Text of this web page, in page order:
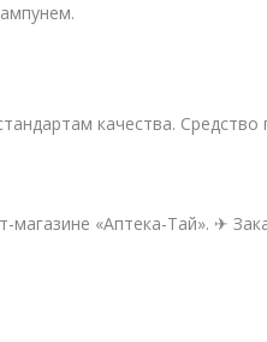
качества. Средство
«Аптека-Тай». ✈